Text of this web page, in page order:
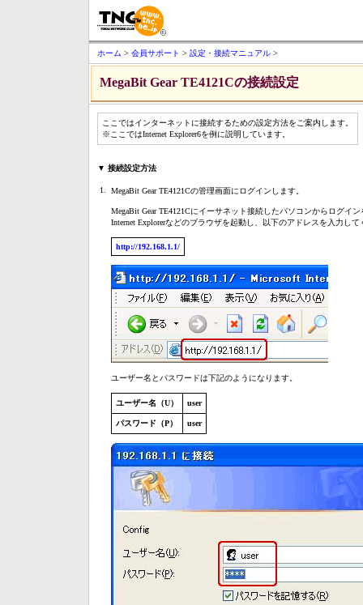
ホーム > 会員サポート > 設定・接続マニュアル >
MegaBit Gear TE4121Cの接続設定
ここではインターネットに接続するための設定方法をご案内します。
※ここではInternet Explorer6を例に説明しています。
▼ 接続設定方法
1. MegaBit Gear TE4121Cの管理画面にログインします。
MegaBit Gear TE4121Cにイーサネット接続したパソコンからログイ
Internet Explorerなどのブラウザを起動し、以下のアドレスを入力して
http://192.168.1.1/
ユーザー名とパスワードは下記のようになります。
ユーザー名（U） user
パスワード（P） user